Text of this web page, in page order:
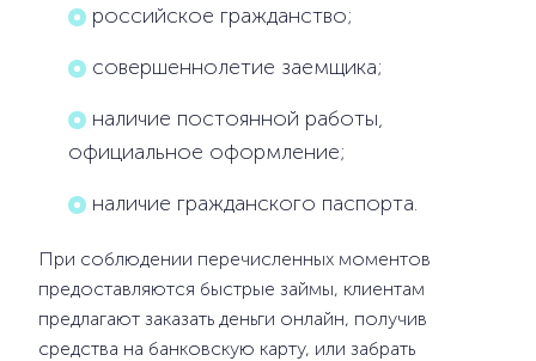
российское гражданство;
совершеннолетие заемщика;
наличие постоянной работы,
официальное оформление;
наличие гражданского паспорта.
При соблюдении перечисленных моментов
предоставляются быстрые займы, клиентам
предлагают заказать деньги онлайн, получив
средства на банковскую карту, или забрать